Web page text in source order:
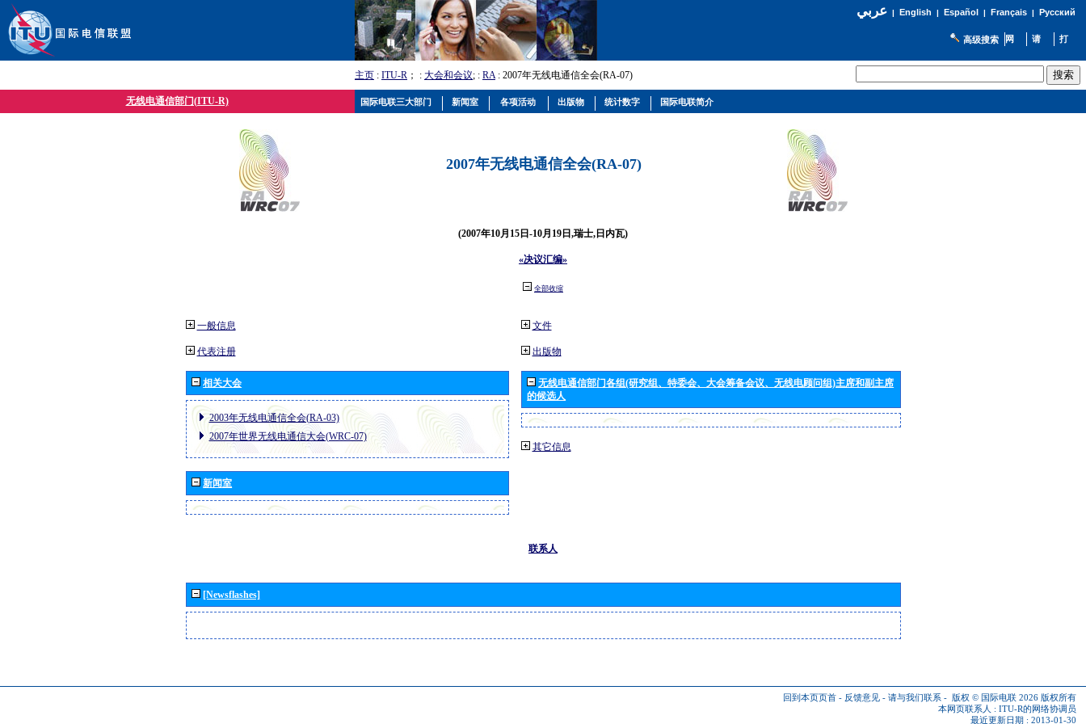
عربي| English | Español | Français| Русский
高级搜索
主页 : ITU-R ； : 大会和会议; : RA: 2007年无线电通信全会(RA-07)
无线电通信部门(ITU-R)
2007年无线电通信全会(RA-07)
(2007年10月15日-10月19日,瑞士,日内瓦)
«决议汇编»
全部收缩
一般信息
代表注册
相关大会
2003年无线电通信全会(RA-03)
2007年世界无线电通信大会(WRC-07)
新闻室
文件
出版物
无线电通信部门各组(研究组、特委会、大会筹备会议、无线电顾问组)主席和副主席
的候选人
其它信息
联系人
[Newsflashes]
回到本页页首 - 反馈意见 - 请与我们联系 - 版权 © 国际电联 2026 版权所有
本网页联系人 : ITU-R的网络协调员
最近更新日期 : 2013-01-30
国际电联三大部门 新闻室 各项活动 出版物 统计数字 国际电联简介